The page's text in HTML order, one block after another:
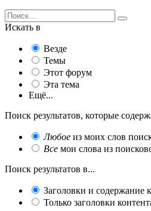
Искать в
Везде
Темы
Этот форум
Эта тема
Ещё...
Поиск результатов, которые
Любое из моих слов
Все мои слова из
Поиск результатов в...
Заголовки и содержание
Только заголовки